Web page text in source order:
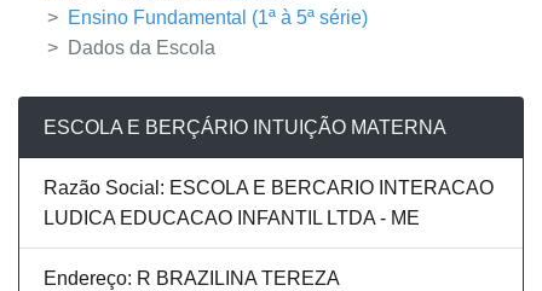
Ensino Fundamental (1ª à 5ª série)
Dados da Escola
ESCOLA E BERÇÁRIO INTUIÇÃO MATERNA
Razão Social: ESCOLA E BERCARIO INTERACAO
LUDICA EDUCACAO INFANTIL LTDA - ME
Endereço: R BRAZILINA TEREZA